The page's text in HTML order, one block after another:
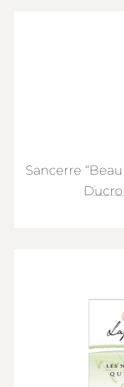
Sancerre